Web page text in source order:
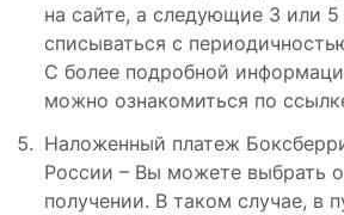
на сайте, а следующие 3 или 5
списываться с
С более подробной
можно ознакомиться по
Наложенный платеж
России – Вы можете выбрать
получении. В таком случае, в